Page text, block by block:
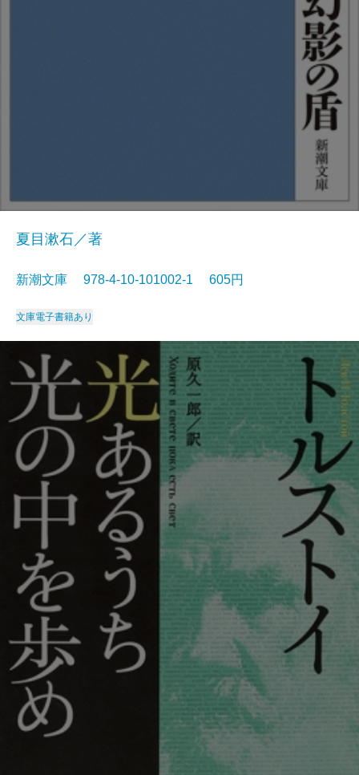
夏目漱石／著
新潮文庫 978-4-10-101002-1 605円
文庫電子書籍あり